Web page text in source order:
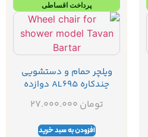
پرداخت اقساطی
ویلچر حمام و دستشویی
چندکاره AL695 دوازده
تومان
افزودن به سبد خرید